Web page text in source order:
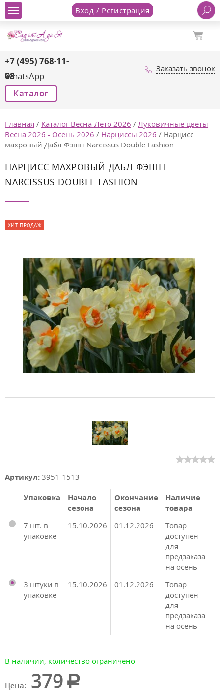
Вход / Регистрация
+7 (495) 768-11-
68
WhatsApp
Заказать звонок
Каталог
Главная / Каталог Весна-Лето 2026 / Луковичные цветы
Весна 2026 - Осень 2026 / Нарциссы 2026 / Нарцисс
махровый Дабл Фэшн Narcissus Double Fashion
НАРЦИСС МАХРОВЫЙ ДАБЛ ФЭШН
NARCISSUS DOUBLE FASHION
ХИТ ПРОДАЖ
Артикул: 3951-1513
Упаковка
Начало
сезона
Окончание
сезона
Наличие
товара
7 шт. в
упаковке
15.10.2026 01.12.2026
Товар
доступен
для
предзаказа
на осень
3 штуки в
упаковке
15.10.2026 01.12.2026
Товар
доступен
для
предзаказа
на осень
В наличии, количество ограничено
Цена: 379